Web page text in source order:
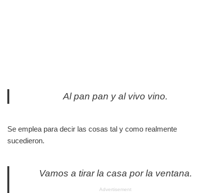
Al pan pan y al vivo vino.
Se emplea para decir las cosas tal y como realmente
sucedieron.
Vamos a tirar la casa por la ventana.
Advertisement